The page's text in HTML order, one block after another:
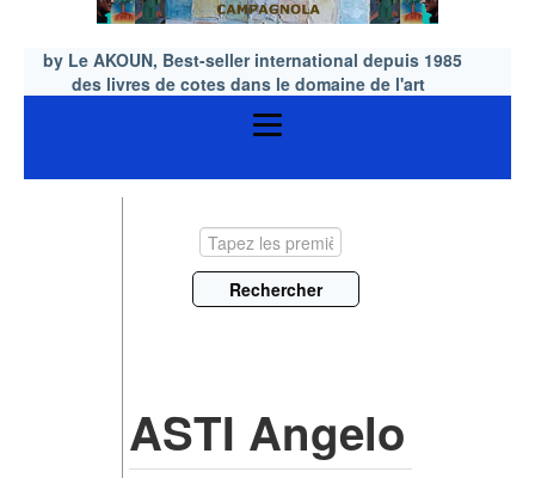
by Le AKOUN, Best-seller international depuis 1985
des livres de cotes dans le domaine de l'art
ASTI Angelo